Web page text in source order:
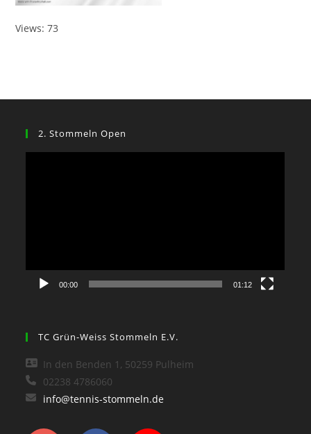
Views: 73
2. Stommeln Open
00:00 01:12
TC Grün-Weiss Stommeln E.V.
In den Benden 1, 50259 Pulheim
02238 4786060
info@tennis-stommeln.de